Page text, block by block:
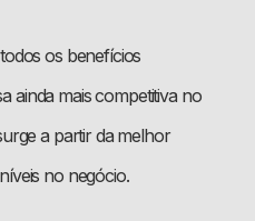
os benefícios
ainda mais competitiva no
a partir da melhor
no negócio.